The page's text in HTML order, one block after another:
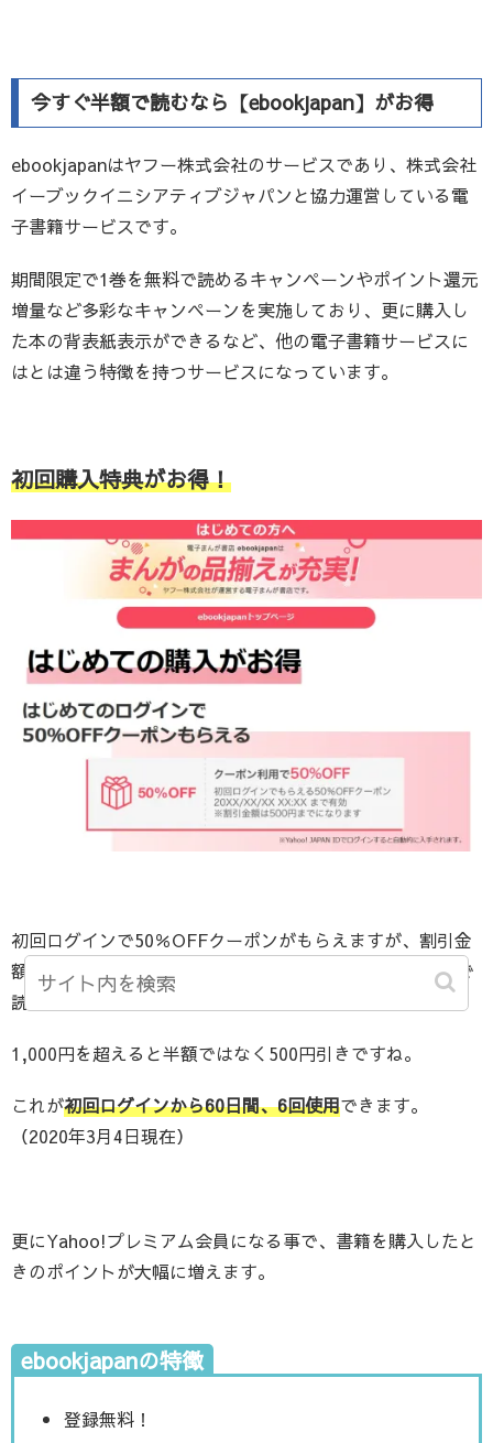
今すぐ半額で読むなら【ebookjapan】がお得
ebookjapanはヤフー株式会社のサービスであり、株式会社
イーブックイニシアティブジャパンと協力運営している電
子書籍サービスです。
期間限定で1巻を無料で読めるキャンペーンやポイント還元
増量など多彩なキャンペーンを実施しており、更に購入し
た本の背表紙表示ができるなど、他の電子書籍サービスに
はとは違う特徴を持つサービスになっています。
初回購入特典がお得！
初回ログインで50％OFFクーポンがもらえますが、割引金
額が500円までなので、
購入額1,000円までは完全に半額
で
読む事ができます。
1,000円を超えると半額ではなく500円引きですね。
これが初回ログインから60日間、6回使用できます。
（2020年3月4日現在）
更にYahoo!プレミアム会員になる事で、書籍を購入したと
きのポイントが大幅に増えます。
ebookjapanの特徴
登録無料！